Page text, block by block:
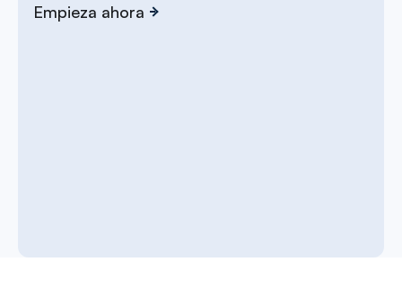
Empieza ahora